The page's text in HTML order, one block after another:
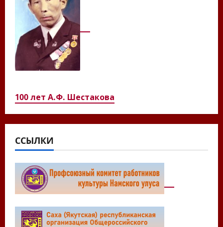
100 лет А.Ф. Шестакова
ССЫЛКИ